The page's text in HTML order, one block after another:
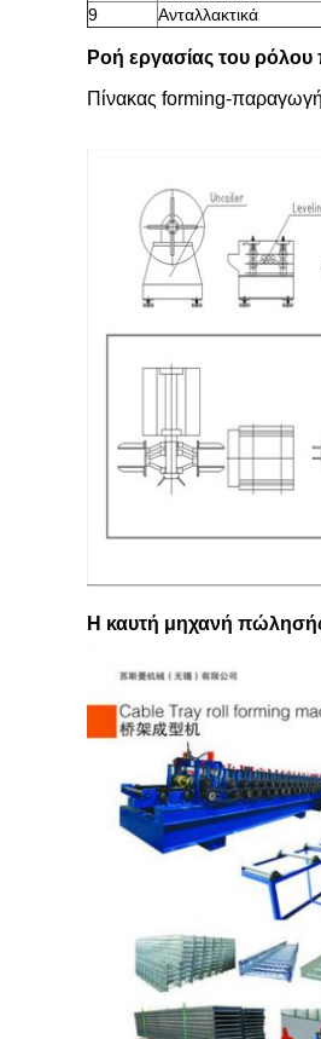
9
Ανταλλακτικά
Ροή εργασίας του
Πίνακας forming-
Η καυτή μηχανή